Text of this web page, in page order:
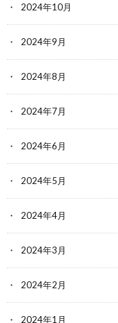
2024年10月
2024年9月
2024年8月
2024年7月
2024年6月
2024年5月
2024年4月
2024年3月
2024年2月
2024年1月